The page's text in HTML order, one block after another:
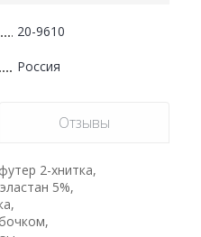
20-9610
Россия
Отзывы
2-хнитка,
5%,